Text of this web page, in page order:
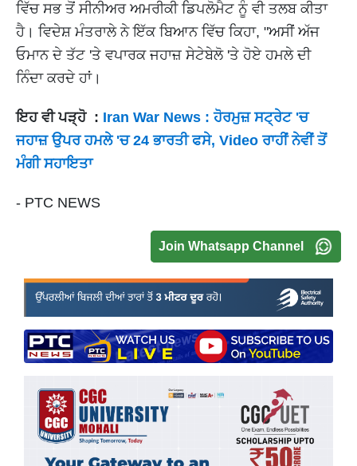
ਵਿੱਚ ਸਭ ਤੋਂ ਸੀਨੀਅਰ ਅਮਰੀਕੀ ਡਿਪਲੋਮੈਟ ਨੂੰ ਵੀ ਤਲਬ ਕੀਤਾ
ਹੈ। ਵਿਦੇਸ਼ ਮੰਤਰਾਲੇ ਨੇ ਇੱਕ ਬਿਆਨ ਵਿੱਚ ਕਿਹਾ, "ਅਸੀਂ ਅੱਜ
ਓਮਾਨ ਦੇ ਤੱਟ 'ਤੇ ਵਪਾਰਕ ਜਹਾਜ਼ ਸੇਟੇਬੇਲੋ 'ਤੇ ਹੋਏ ਹਮਲੇ ਦੀ
ਨਿੰਦਾ ਕਰਦੇ ਹਾਂ।
ਇਹ ਵੀ ਪੜ੍ਹੋ : Iran War News : ਹੋਰਮੁਜ਼ ਸਟ੍ਰੇਟ 'ਚ
ਜਹਾਜ਼ ਉਪਰ ਹਮਲੇ 'ਚ 24 ਭਾਰਤੀ ਫਸੇ, Video ਰਾਹੀਂ ਨੇਵੀਂ ਤੋਂ
ਮੰਗੀ ਸਹਾਇਤਾ
- PTC NEWS
Join Whatsapp Channel